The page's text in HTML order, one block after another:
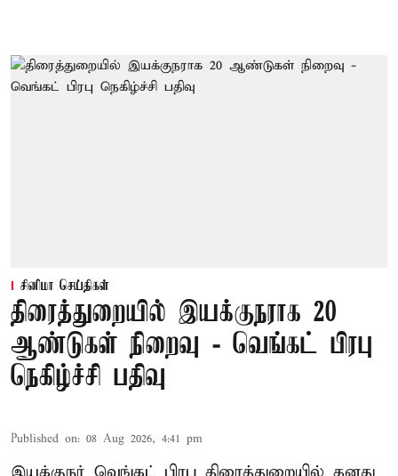
சினிமா செய்திகள்
திரைத்துறையில் இயக்குநராக 20
ஆண்டுகள் நிறைவு - வெங்கட் பிரபு
நெகிழ்ச்சி பதிவு
Published on: 08 Aug 2026, 4:41 pm
இயக்குநர் வெங்கட் பிரபு திரைத்துறையில் தனது